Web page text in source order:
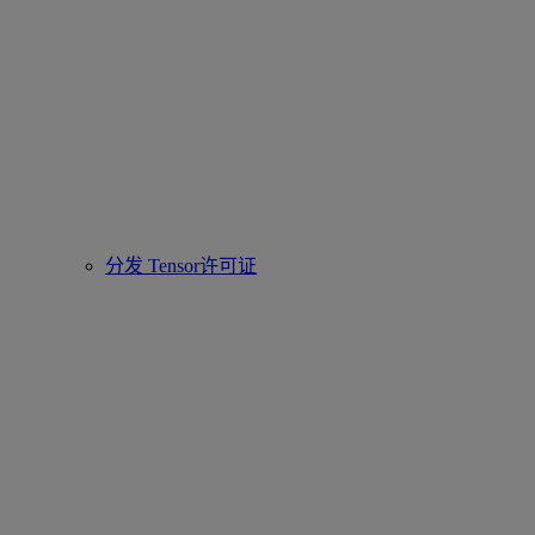
分发 Tensor许可证